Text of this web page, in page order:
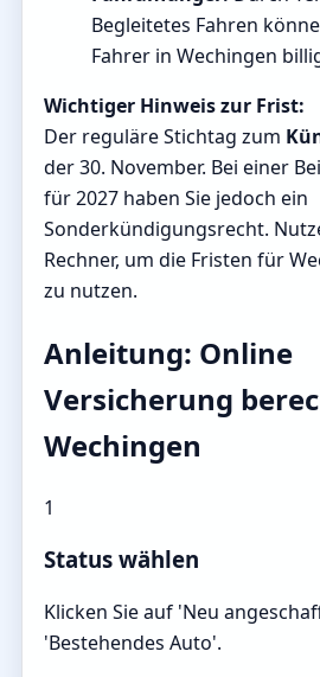
Begleitetes Fahren
Fahrer in Wechingen
Wichtiger Hinweis zur Frist:
Der reguläre Stichtag zum
der 30. November. Bei einer
für 2027 haben Sie jedoch ein
Sonderkündigungsrecht.
Rechner, um die Fristen für
zu nutzen.
Anleitung: Online
Versicherung
Wechingen
1
Status wählen
Klicken Sie auf 'Neu
'Bestehendes Auto'.